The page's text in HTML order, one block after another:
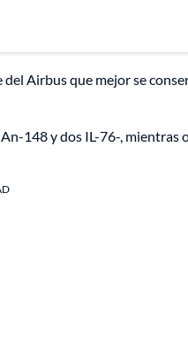
Airbus que mejor se
148 y dos IL-76-, mientras